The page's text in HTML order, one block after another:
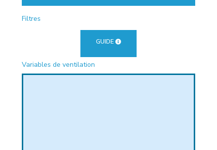
Filtres
GUIDE
Variables de ventilation